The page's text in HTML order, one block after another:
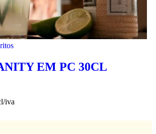
EM PC 30CL
iva